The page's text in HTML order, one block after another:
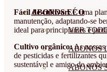
ABONOS ECO
VER
ABONOS
ABONOS
Fácil de cultivar:É uma
manutenção, adaptando-se
ideal para principiantes e
Cultivo orgânico:As nossas
de pesticidas e fertilizantes
sustentável e amigo do